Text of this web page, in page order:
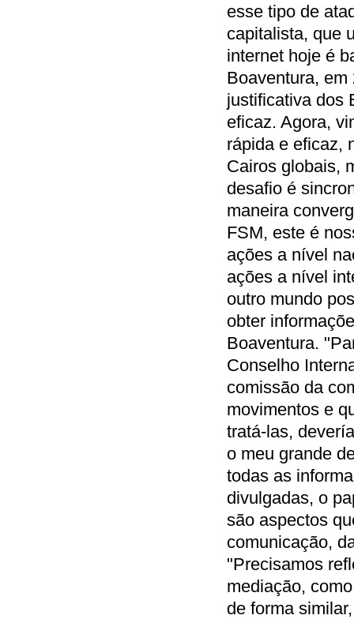
esse tipo de
capitalista, que
internet hoje é
Boaventura,
justificativa dos
eficaz. Agora,
rápida e eficaz,
Cairos globais,
desafio é
maneira
FSM, este é
ações a nível
ações a nível
outro mundo
obter
Boaventura.
Conselho
comissão da
movimentos e
tratá-las,
o meu grande
todas as
divulgadas, o
são aspectos
comunicação,
"Precisamos
mediação,
de forma